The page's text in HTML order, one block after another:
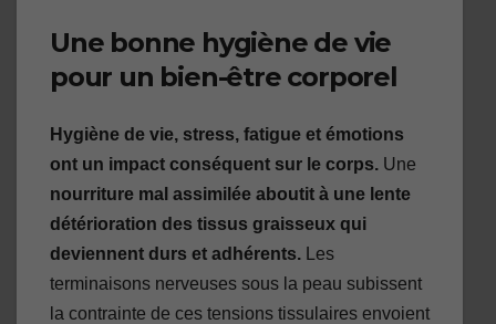
Une bonne hygiène de vie
pour un bien-être corporel
Hygiène de vie, stress, fatigue et émotions
ont un impact conséquent sur le corps. Une
nourriture mal assimilée aboutit à une lente
détérioration des tissus graisseux qui
deviennent durs et adhérents.
Les
terminaisons nerveuses sous la peau subissent
la contrainte de ces tensions tissulaires envoient